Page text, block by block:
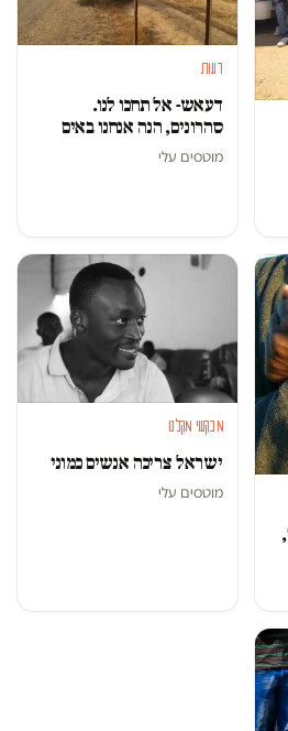
דעות
דעאש- אל תחכו לנו.
סהרונים, הנה אנחנו באים
מוטסים עלי
מבקשי מקלט
ישראל צריכה אנשים כמוני
מוטסים עלי